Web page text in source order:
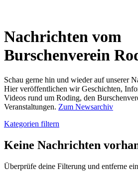
Nachrichten vom
Burschenverein
Schau gerne hin und wieder auf unserer
Hier veröffentlichen wir Geschichten,
Videos rund um Roding, den
Veranstaltungen. Zum Newsarchiv
Kategorien filtern
Keine Nachrichten
Überprüfe deine Filterung und entferne